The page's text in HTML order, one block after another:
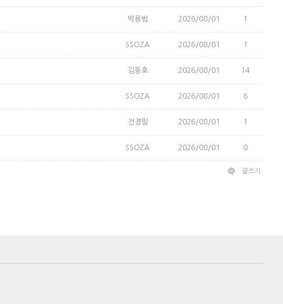
박용범 2026/08/01 1
SSOZA 2026/08/01 1
김동호 2026/08/01 14
SSOZA 2026/08/01 6
전경필 2026/08/01 1
SSOZA 2026/08/01 0
글쓰기